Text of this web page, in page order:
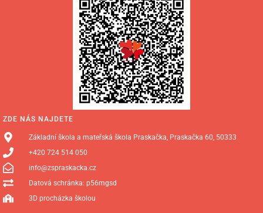
ZDE NÁS NAJDETE
Základní škola a mateřská škola Praskačka, Praskačka 60, 50333
+420 724 514 050
info@zspraskacka.cz
Datová schránka: p56mgsd
3D procházka školou